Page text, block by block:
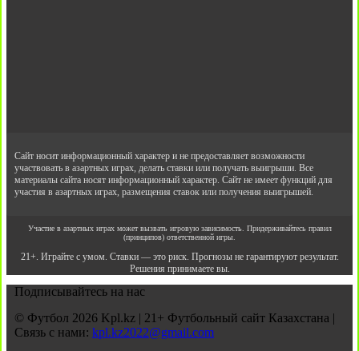
Сайт носит информационный характер и не предоставляет возможности
участвовать в азартных играх, делать ставки или получать выигрыши. Все
материалы сайта носят информационный характер. Сайт не имеет функций для
участия в азартных играх, размещения ставок или получения выигрышей.
Участие в азартных играх может вызвать игровую зависимость. Придерживайтесь правил
(принципов) ответственной игры.
21+. Играйте с умом. Ставки — это риск. Прогнозы не гарантируют результат.
Решения принимаете вы.
Подписывайтесь на нас
© Футбол 2026 Kpl.kz | 21+ Футбольный сайт Казахстана |
Связь с нами: kpl.kz2022@gmail.com